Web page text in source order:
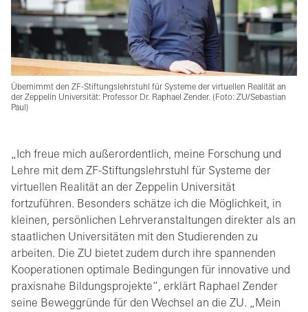
Übernimmt den ZF-Stiftungslehrstuhl für Systeme der virtuellen Realität an
der Zeppelin Universität: Professor Dr. Raphael Zender. (Foto: ZU/Sebastian
Paul)
„Ich freue mich außerordentlich, meine Forschung und
Lehre mit dem ZF-Stiftungslehrstuhl für Systeme der
virtuellen Realität an der Zeppelin Universität
fortzuführen. Besonders schätze ich die Möglichkeit, in
kleinen, persönlichen Lehrveranstaltungen direkter als an
staatlichen Universitäten mit den Studierenden zu
arbeiten. Die ZU bietet zudem durch ihre spannenden
Kooperationen optimale Bedingungen für innovative und
praxisnahe Bildungsprojekte“, erklärt Raphael Zender
seine Beweggründe für den Wechsel an die ZU. „Mein